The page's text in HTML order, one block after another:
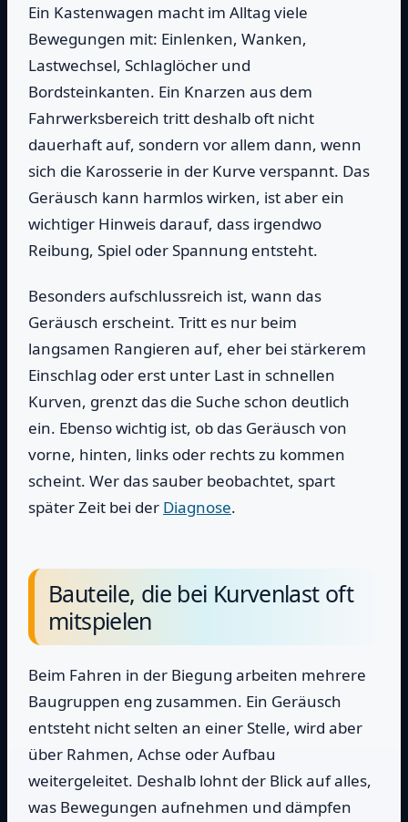
Ein Kastenwagen macht im Alltag viele
Bewegungen mit: Einlenken, Wanken,
Lastwechsel, Schlaglöcher und
Bordsteinkanten. Ein Knarzen aus dem
Fahrwerksbereich tritt deshalb oft nicht
dauerhaft auf, sondern vor allem dann, wenn
sich die Karosserie in der Kurve verspannt. Das
Geräusch kann harmlos wirken, ist aber ein
wichtiger Hinweis darauf, dass irgendwo
Reibung, Spiel oder Spannung entsteht.
Besonders aufschlussreich ist, wann das
Geräusch erscheint. Tritt es nur beim
langsamen Rangieren auf, eher bei stärkerem
Einschlag oder erst unter Last in schnellen
Kurven, grenzt das die Suche schon deutlich
ein. Ebenso wichtig ist, ob das Geräusch von
vorne, hinten, links oder rechts zu kommen
scheint. Wer das sauber beobachtet, spart
später Zeit bei der Diagnose.
Bauteile, die bei Kurvenlast oft
mitspielen
Beim Fahren in der Biegung arbeiten mehrere
Baugruppen eng zusammen. Ein Geräusch
entsteht nicht selten an einer Stelle, wird aber
über Rahmen, Achse oder Aufbau
weitergeleitet. Deshalb lohnt der Blick auf alles,
was Bewegungen aufnehmen und dämpfen